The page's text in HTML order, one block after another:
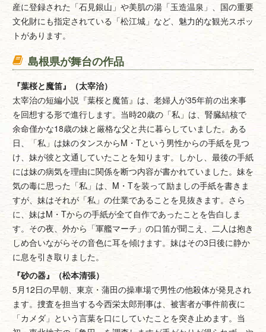
産に登録された「石見銀山」や美肌の湯「玉造温泉」、国の重要
文化財にも指定されている「松江城」など、魅力的な観光スポッ
トがあります。
島根県が舞台の作品
『葉桜と魔笛』（太宰治）
太宰治の短編小説『葉桜と魔笛』は、老婦人が35年前の出来事
を回想する形で進行します。当時20歳の「私」は、腎臓結核で
余命僅かな18歳の妹と厳格な父と共に暮らしていました。ある
日、「私」は妹のタンスからM・Tという男性からの手紙を見つ
け、妹が彼と文通していたことを知ります。しかし、最後の手紙
には妹の病気を理由に関係を断つ内容が書かれていました。妹を
気の毒に思った「私」は、M・Tを装って励ましの手紙を書きま
すが、妹はそれが「私」の仕業であることを見抜きます。さら
に、妹はM・Tからの手紙が全て自作であったことを告白しま
す。その夜、外から「軍艦マーチ」の口笛が聞こえ、二人は抱き
しめ合いながらその音色に耳を傾けます。妹はその3日後に静か
に息を引き取りました。
『砂の器』（松本清張）
5月12日の早朝、東京・蒲田の操車場で男性の他殺体が発見され
ます。捜査を担当する今西栄太郎刑事は、被害者が事件前夜に
「カメダ」という言葉を口にしていたことを突き止めます。当